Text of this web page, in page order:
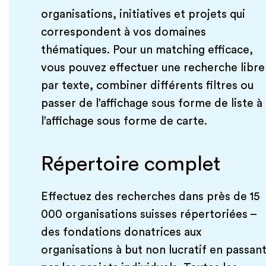
organisations, initiatives et projets qui
correspondent à vos domaines
thématiques. Pour un matching efficace,
vous pouvez effectuer une recherche libre
par texte, combiner différents filtres ou
passer de l’affichage sous forme de liste à
l’affichage sous forme de carte.
Répertoire complet
Effectuez des recherches dans près de 15
000 organisations suisses répertoriées –
des fondations donatrices aux
organisations à but non lucratif en passant